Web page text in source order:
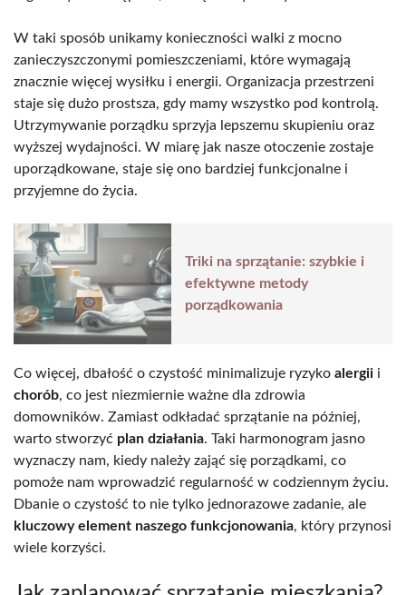
W taki sposób unikamy konieczności walki z mocno
zanieczyszczonymi pomieszczeniami, które wymagają
znacznie więcej wysiłku i energii. Organizacja przestrzeni
staje się dużo prostsza, gdy mamy wszystko pod kontrolą.
Utrzymywanie porządku sprzyja lepszemu skupieniu oraz
wyższej wydajności. W miarę jak nasze otoczenie zostaje
uporządkowane, staje się ono bardziej funkcjonalne i
przyjemne do życia.
Triki na sprzątanie: szybkie i
efektywne metody
porządkowania
Co więcej, dbałość o czystość minimalizuje ryzyko alergii i
chorób, co jest niezmiernie ważne dla zdrowia
domowników. Zamiast odkładać sprzątanie na później,
warto stworzyć plan działania. Taki harmonogram jasno
wyznaczy nam, kiedy należy zająć się porządkami, co
pomoże nam wprowadzić regularność w codziennym życiu.
Dbanie o czystość to nie tylko jednorazowe zadanie, ale
kluczowy element naszego funkcjonowania, który przynosi
wiele korzyści.